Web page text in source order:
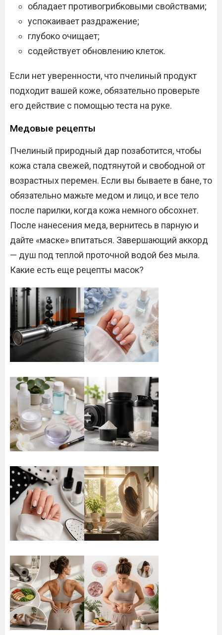
обладает противогрибковыми свойствами;
успокаивает раздражение;
глубоко очищает;
содействует обновлению клеток.
Если нет уверенности, что пчелиный продукт
подходит вашей коже, обязательно проверьте
его действие с помощью теста на руке.
Медовые рецепты
Пчелиный природный дар позаботится, чтобы
кожа стала свежей, подтянутой и свободной от
возрастных перемен. Если вы бываете в бане, то
обязательно мажьте медом и лицо, и все тело
после парилки, когда кожа немного обсохнет.
После нанесения меда, вернитесь в парную и
дайте «маске» впитаться. Завершающий аккорд
— душ под теплой проточной водой без мыла.
Какие есть еще рецепты масок?